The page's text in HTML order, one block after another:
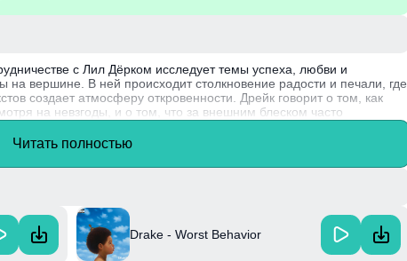
с Лил Дёрком исследует темы успеха, любви и
на вершине. В ней происходит столкновение радости и печали, где
создает атмосферу откровенности. Дрейк говорит о том, как
на невзгоды, и о том, что за внешним блеском часто
современности.
Читать полностью
Drake - Worst Behavior